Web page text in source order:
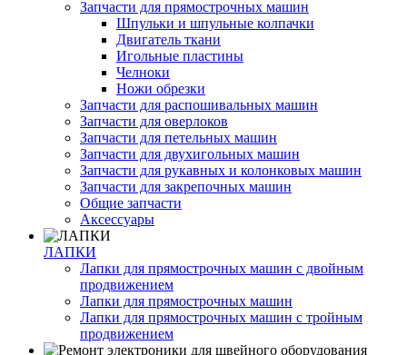
Запчасти для прямострочных машин
Шпульки и шпульные колпачки
Двигатель ткани
Игольные пластины
Челноки
Ножи обрезки
Запчасти для распошивальных машин
Запчасти для оверлоков
Запчасти для петельных машин
Запчасти для двухигольных машин
Запчасти для рукавных и колонковых машин
Запчасти для закрепочных машин
Общие запчасти
Аксессуары
ЛАПКИ
Лапки для прямострочных машин с двойным
продвижением
Лапки для прямострочных машин
Лапки для прямострочных машин с тройным
продвижением